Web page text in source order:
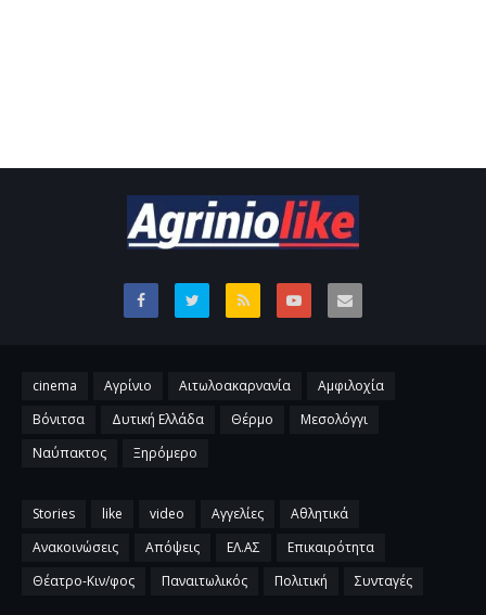
cinema Αγρίνιο Αιτωλοακαρνανία
Αμφιλοχία
Βόνιτσα
Δυτική Ελλάδα Θέρμο
Μεσολόγγι
Ναύπακτος
Ξηρόμερο
Stories like video Αγγελίες
Αθλητικά
Ανακοινώσεις
Απόψεις ΕΛ.ΑΣ
Επικαιρότητα
Θέατρο-Κιν/φος
Παναιτωλικός Πολιτική Συνταγές